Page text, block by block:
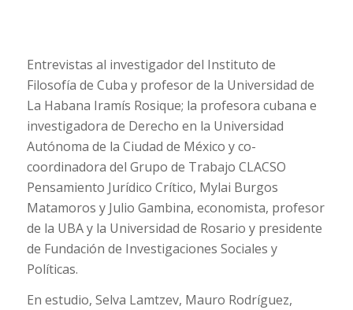
Entrevistas al investigador del Instituto de
Filosofía de Cuba y profesor de la Universidad de
La Habana Iramís Rosique; la profesora cubana e
investigadora de Derecho en la Universidad
Autónoma de la Ciudad de México y co-
coordinadora del Grupo de Trabajo CLACSO
Pensamiento Jurídico Crítico, Mylai Burgos
Matamoros y Julio Gambina, economista, profesor
de la UBA y la Universidad de Rosario y presidente
de Fundación de Investigaciones Sociales y
Políticas.
En estudio, Selva Lamtzev, Mauro Rodríguez,